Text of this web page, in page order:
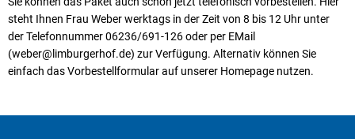
steht Ihnen Frau Weber werktags in der Zeit von 8 bis 12 Uhr unter
der Telefonnummer 06236/691-126 oder per EMail
(weber@limburgerhof.de) zur Verfügung. Alternativ können Sie
einfach das Vorbestellformular auf unserer Homepage nutzen.